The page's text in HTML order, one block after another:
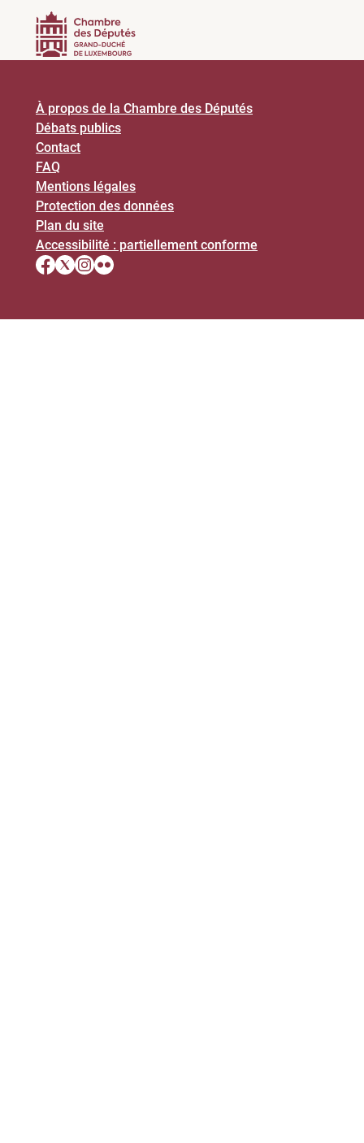
À propos de la Chambre des Députés
Débats publics
Contact
FAQ
Mentions légales
Protection des données
Plan du site
Accessibilité : partiellement conforme